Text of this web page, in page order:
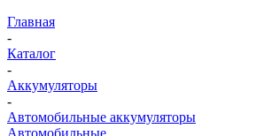
Главная
-
Каталог
-
Аккумуляторы
-
Автомобильные аккумуляторы
Автомобильные